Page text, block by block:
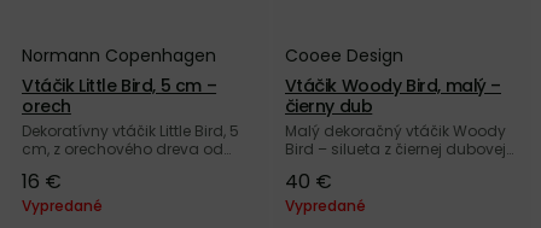
Normann Copenhagen
Vtáčik Little Bird, 5 cm –
orech
Dekoratívny vtáčik Little Bird, 5
cm, z orechového dreva od
Copenhagen.
16 €
Vypredané
Cooee Design
Vtáčik Woody Bird, malý –
čierny dub
Malý dekoračný vtáčik Woody
Bird – silueta z čiernej dubovej
Cooee Design.
40 €
Vypredané